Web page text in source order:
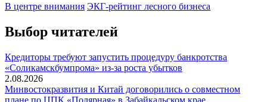
В центре внимания ЭКГ-рейтинг лесного бизнеса
Выбор читателей
Кредиторы требуют запустить процедуру банкротства
«Соликамскбумпрома» из-за роста убытков
2.08.2026
Минвостокразвития и Китай договорились о совместном
плане по ЦПК «Полярная» в Забайкальском крае